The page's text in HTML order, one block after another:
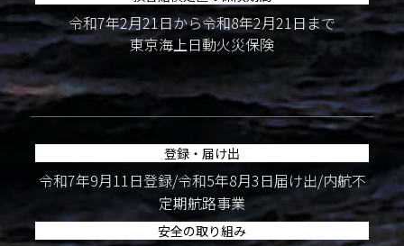
令和7年2月21日から令和8年2月21日まで
東京海上日動火災保険
登録・届け出
令和7年9月11日登録/令和5年8月3日届け出/内航不
定期航路事業
安全の取り組み